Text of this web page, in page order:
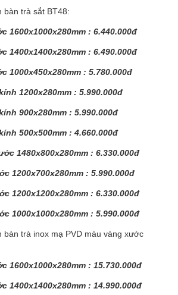
bàn trà sắt BT48:
1600x1000x280mm : 6.440.000đ
1400x1400x280mm : 6.490.000đ
1000x450x280mm : 5.780.000đ
1200x280mm : 5.990.000đ
900x280mm : 5.990.000đ
500x500mm : 4.660.000đ
1480x800x280mm : 6.330.000đ
1200x700x280mm : 5.990.000đ
1200x1200x280mm : 6.330.000đ
1000x1000x280mm : 5.990.000đ
trà inox mạ PVD màu vàng xước
1600x1000x280mm : 15.730.000đ
1400x1400x280mm : 14.990.000đ